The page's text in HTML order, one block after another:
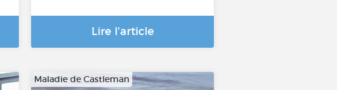
Lire l'article
Maladie de Castleman